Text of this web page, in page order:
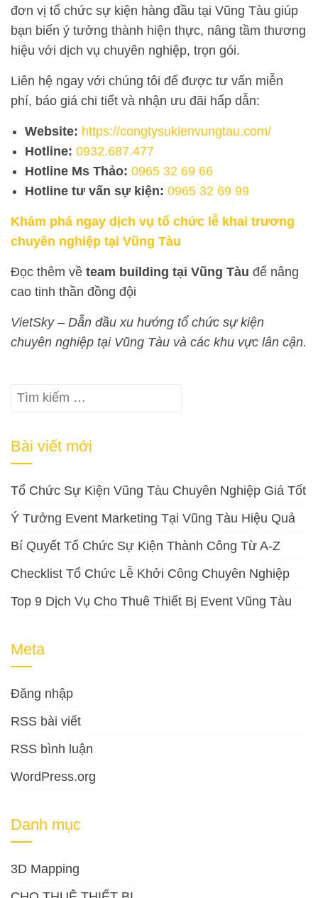
đơn vị tổ chức sự kiện hàng đầu tại Vũng Tàu giúp
bạn biến ý tưởng thành hiện thực, nâng tầm thương
hiệu với dịch vụ chuyên nghiệp, trọn gói.
Liên hệ ngay với chúng tôi để được tư vấn miễn
phí, báo giá chi tiết và nhận ưu đãi hấp dẫn:
Website: https://congtysukienvungtau.com/
Hotline: 0932.687.477
Hotline Ms Thảo: 0965 32 69 66
Hotline tư vấn sự kiện: 0965 32 69 99
Khám phá ngay dịch vụ tổ chức lễ khai trương
chuyên nghiệp tại Vũng Tàu
Đọc thêm về team building tại Vũng Tàu để nâng
cao tinh thần đồng đội
VietSky – Dẫn đầu xu hướng tổ chức sự kiện
chuyên nghiệp tại Vũng Tàu và các khu vực lân cận.
Tìm
Bài viết mới
Tổ Chức Sự Kiện Vũng Tàu Chuyên Nghiệp Giá Tốt
Ý Tưởng Event Marketing Tại Vũng Tàu Hiệu Quả
Bí Quyết Tổ Chức Sự Kiện Thành Công Từ A-Z
Checklist Tổ Chức Lễ Khởi Công Chuyên Nghiệp
Top 9 Dịch Vụ Cho Thuê Thiết Bị Event Vũng Tàu
Meta
Đăng nhập
RSS bài viết
RSS bình luận
WordPress.org
Danh mục
3D Mapping